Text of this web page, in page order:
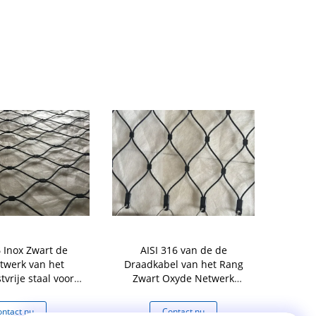
Inox Zwart de
van het
staal voor
nu
AISI 316 van de de
Draadkabel van het Rang
Zwart Oxyde Netwerk
Contact nu